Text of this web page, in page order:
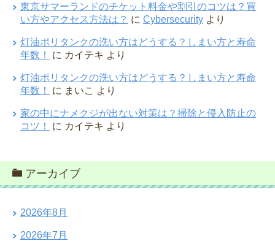
東京サマーランドのチケット料金や割引のコツは？買
い方やアクセス方法は？ に Cybersecurity より
灯油ポリタンクの洗い方はどうする？しまい方と寿命
年数！
に カイテキ より
灯油ポリタンクの洗い方はどうする？しまい方と寿命
年数！
に まいこ より
家の中にナメクジが出ない対策は？掃除と侵入防止の
コツ！
に カイテキ より
アーカイブ
2026年8月
2026年7月